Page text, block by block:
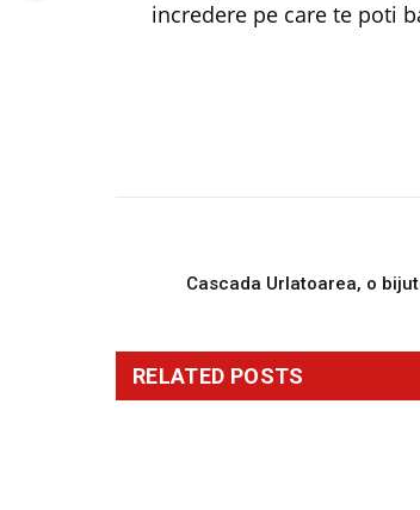
incredere pe care te poti
Cascada Urlatoarea, o
RELATED POSTS